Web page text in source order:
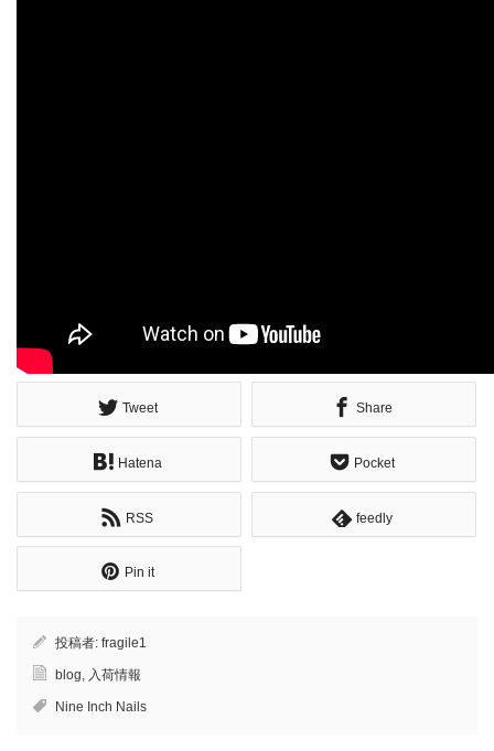
Tweet Share
Hatena Pocket
RSS feedly
Pin it
投稿者: fragile1
blog 入荷情報
Nine Inch Nails